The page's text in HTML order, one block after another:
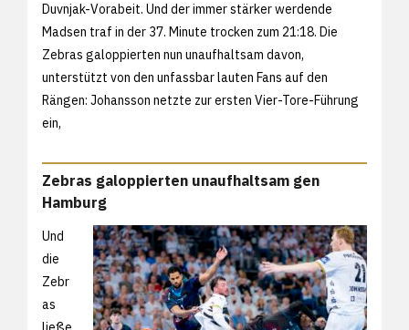
Duvnjak-Vorabeit. Und der immer stärker werdende
Madsen traf in der 37. Minute trocken zum 21:18. Die
Zebras galoppierten nun unaufhaltsam davon,
unterstützt von den unfassbar lauten Fans auf den
Rängen: Johansson netzte zur ersten Vier-Tore-Führung
ein,
Zebras galoppierten unaufhaltsam gen
Hamburg
Und
die
Zebr
as